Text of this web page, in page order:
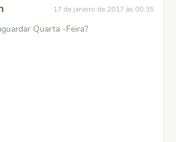
17 de janeiro de 2017 às 00:35
Quarta -Feira?